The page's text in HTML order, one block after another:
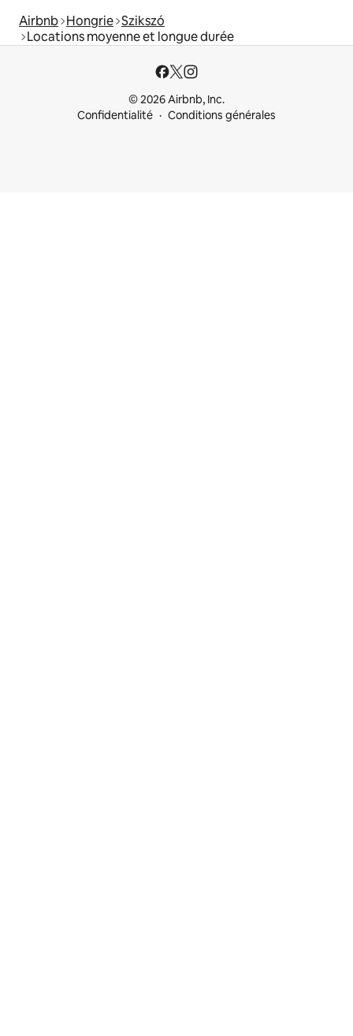
Airbnb Hongrie Szikszó
Locations moyenne et longue durée
© 2026 Airbnb, Inc.
Confidentialité
Conditions générales